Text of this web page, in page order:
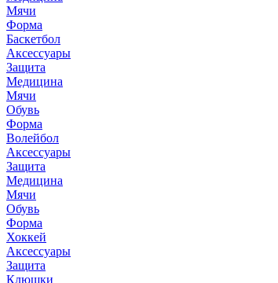
Мячи
Форма
Баскетбол
Аксессуары
Защита
Медицина
Мячи
Обувь
Форма
Волейбол
Аксессуары
Защита
Медицина
Мячи
Обувь
Форма
Хоккей
Аксессуары
Защита
Клюшки